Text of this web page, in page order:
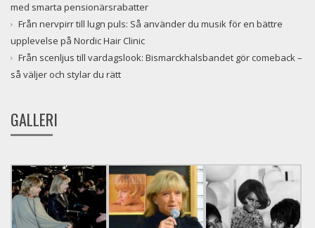
med smarta pensionärsrabatter
Från nervpirr till lugn puls: Så använder du musik för en bättre
upplevelse på Nordic Hair Clinic
Från scenljus till vardagslook: Bismarckhalsbandet gör comeback –
så väljer och stylar du rätt
GALLERI